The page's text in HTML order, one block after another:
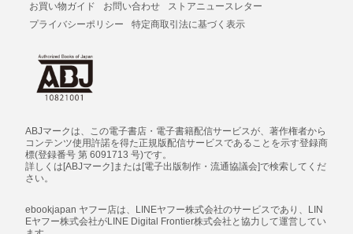
お買い物ガイド
お問い合わせ
ストアニュースレター
プライバシーポリシー
特定商取引法に基づく表示
ABJマークは、この電子書店・電子書籍配信サービスが、著作権者から
コンテンツ使用許諾を得た正規版配信サービスであることを示す登録商
標(登録番号 第 6091713 号)です。
詳しくは[ABJマーク]または[電子出版制作・流通協議会]で検索してくだ
さい。
ebookjapan ヤフー店は、LINEヤフー株式会社のサービスであり、LIN
Eヤフー株式会社がLINE Digital Frontier株式会社と協力して運営してい